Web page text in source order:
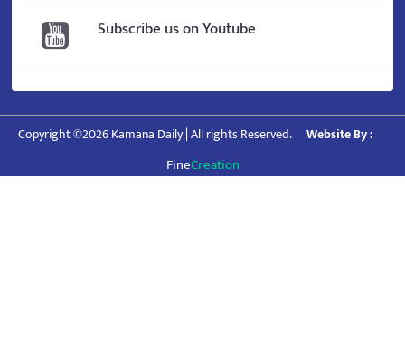
Subscribe us on Youtube
Copyright ©2026 Kamana Daily | All rights Reserved. Website By :
FineCreation